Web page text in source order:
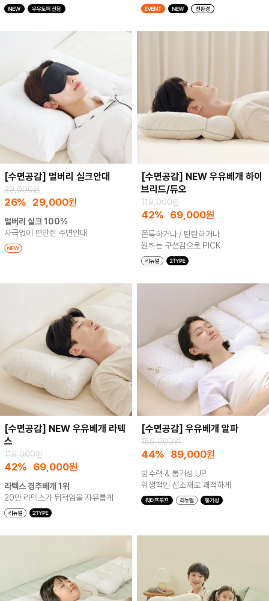
[수면공감] 멀버리 실크안대
39,000원
26% 29,000원
멀버리 실크 100%
자극없이 편안한 수면안대
[수면공감] NEW 우유베개 하이
브리드/듀오
119,000원
42% 69,000원
쫀득하거나 / 탄탄하거나
원하는 쿠션감으로 PICK
[수면공감] NEW 우유베개 라텍
스
119,000원
42% 69,000원
라텍스 경추베개 1위
20만 라텍스가 뒤척임을 자유롭게
[수면공감] 우유베개 알파
159,000원
44% 89,000원
방수력 & 통기성 UP
위생적인 신소재로 쾌적하게